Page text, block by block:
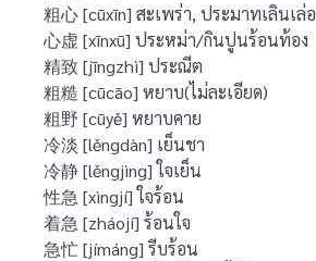
粗心 [cūxīn] สะเพร่า, ประมาทเลินเล่อ
心虚 [xīnxū] ประหม่า/กินปูนร้อนท้อง
精致 [jīngzhì] ประณีต
粗糙 [cūcāo] หยาบ(ไม่ละเอียด)
粗野 [cūyě] หยาบคาย
冷淡 [lěngdàn] เย็นชา
冷静 [lěngjìng] ใจเย็น
性急 [xìngjí] ใจร้อน
着急 [zháojí] ร้อนใจ
急忙 [jímáng] รีบร้อน